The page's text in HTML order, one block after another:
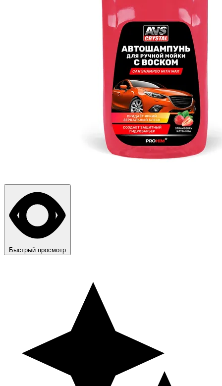
Быстрый просмотр